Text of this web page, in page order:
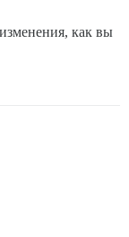
как вы